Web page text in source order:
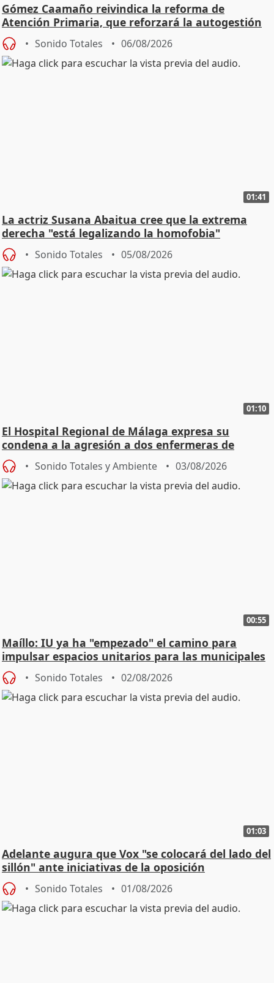
Gómez Caamaño reivindica la reforma de
Atención Primaria, que reforzará la autogestión
Sonido Totales 06/08/2026
01:41
La actriz Susana Abaitua cree que la extrema
derecha "está legalizando la homofobia"
Sonido Totales 05/08/2026
01:10
El Hospital Regional de Málaga expresa su
condena a la agresión a dos enfermeras de
Urgencias
Sonido Totales y Ambiente 03/08/2026
00:55
Maíllo: IU ya ha "empezado" el camino para
impulsar espacios unitarios para las municipales
Sonido Totales 02/08/2026
01:03
Adelante augura que Vox "se colocará del lado del
sillón" ante iniciativas de la oposición
Sonido Totales 01/08/2026